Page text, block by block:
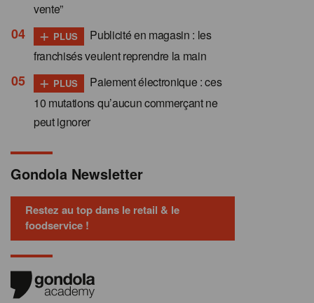
vente”
+ PLUS
Publicité en magasin : les
franchisés veulent reprendre la main
+ PLUS
Paiement électronique : ces
10 mutations qu’aucun commerçant ne
peut ignorer
Gondola Newsletter
Restez au top dans le retail & le
foodservice !